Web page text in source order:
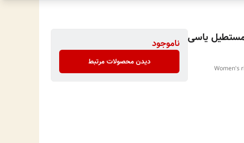
مستطیل یاسی
Women's
ناموجود
دیدن محصولات مرتبط